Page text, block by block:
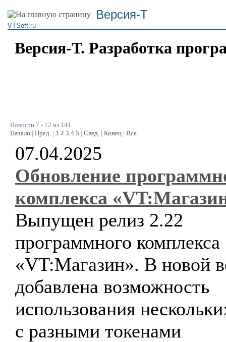
Версия-Т
VTSoft.ru
Версия-Т. Разработка
Новости 7 - 12 из 141
Начало | Пред. | 1 2 3 4 5 | След. | Конец | Все
07.04.2025
Обновление
комплекса
Выпущен релиз 2.22
программного комплекса
«VT:Магазин». В новой
добавлена возможность
использования
с разными токенами